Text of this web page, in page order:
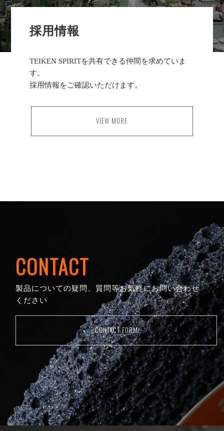
採用情報
TEIKEN SPIRITを共有できる仲間を求めていま
す。
採用情報をご確認いただけます。
VIEW MORE
CONTACT
製品についての疑問、質問等お気軽にお問い合わせ
ください
CONTACT FORM